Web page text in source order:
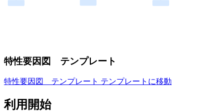
特性要因図 テンプレート
特性要因図 テンプレート テンプレートに移動
利用開始